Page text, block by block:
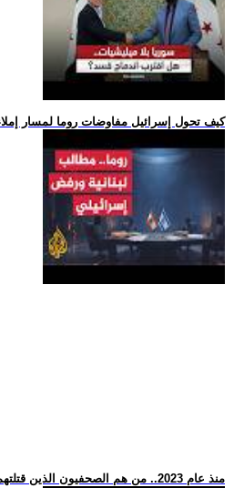
.. كيف تحول إسرائيل مفاوضات روما لمسار
.. منذ عام 2023.. من هم الصحفيون الذين قتلتهم إسرائيل في لبنان؟